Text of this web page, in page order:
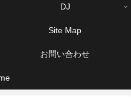
DJ
Site Map
お問い合わせ